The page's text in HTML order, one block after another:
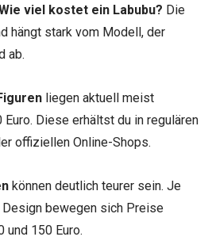
viel kostet ein Labubu? Die
hängt stark vom Modell, der
ab.
liegen aktuell meist
Diese erhältst du in regulären
offiziellen Online-Shops.
können deutlich teurer sein. Je
Design bewegen sich Preise
und 150 Euro.